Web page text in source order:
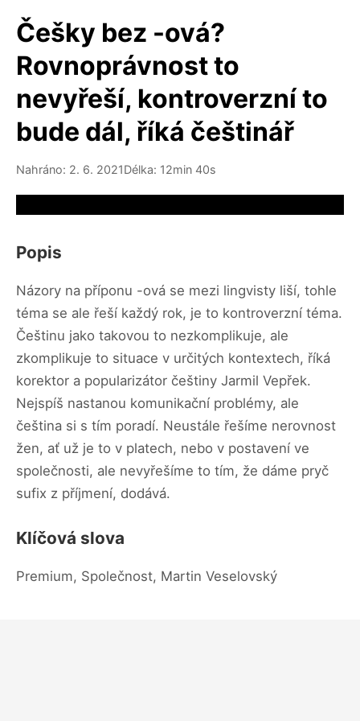
Češky bez -ová?
Rovnoprávnost to
nevyřeší, kontroverzní to
bude dál, říká češtinář
Nahráno: 2. 6. 2021Délka: 12min 40s
Popis
Názory na příponu -ová se mezi lingvisty liší, tohle
téma se ale řeší každý rok, je to kontroverzní téma.
Češtinu jako takovou to nezkomplikuje, ale
zkomplikuje to situace v určitých kontextech, říká
korektor a popularizátor češtiny Jarmil Vepřek.
Nejspíš nastanou komunikační problémy, ale
čeština si s tím poradí. Neustále řešíme nerovnost
žen, ať už je to v platech, nebo v postavení ve
společnosti, ale nevyřešíme to tím, že dáme pryč
sufix z příjmení, dodává.
Klíčová slova
Premium, Společnost, Martin Veselovský